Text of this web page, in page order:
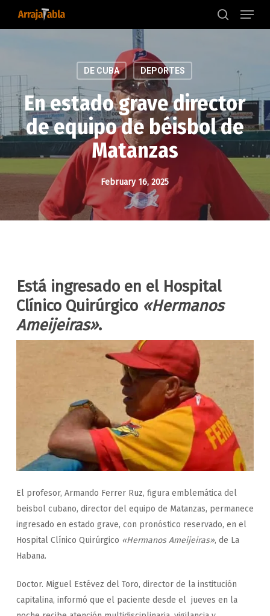
search
Menu
DE CUBA DEPORTES
En estado grave director
de equipo de béisbol de
Matanzas
February 16, 2025
Está ingresado en el Hospital
Clínico Quirúrgico «Hermanos
Ameijeiras».
El profesor, Armando Ferrer Ruz, figura emblemática del
beisbol cubano, director del equipo de Matanzas, permanece
ingresado en estado grave, con pronóstico reservado, en el
Hospital Clínico Quirúrgico «Hermanos Ameijeiras», de La
Habana.
Doctor. Miguel Estévez del Toro, director de la institución
capitalina, informó que el paciente desde el jueves en la